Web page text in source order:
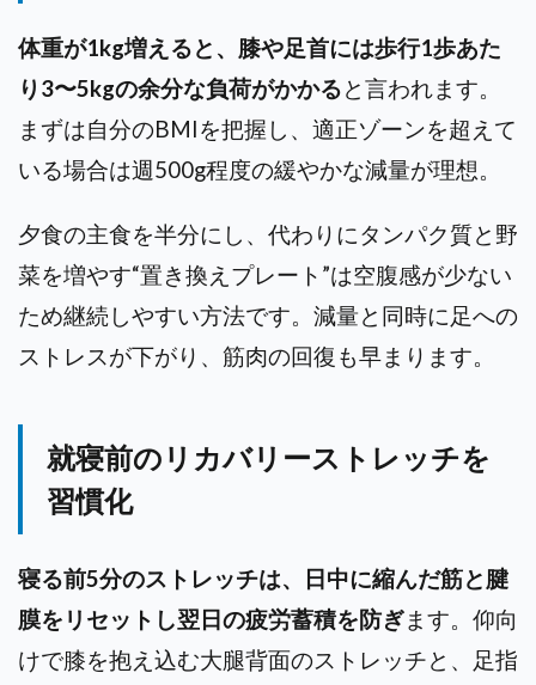
体重が1kg増えると、膝や足首には歩行1歩あた
り3〜5kgの余分な負荷がかかると言われます。
まずは自分のBMIを把握し、適正ゾーンを超えて
いる場合は週500g程度の緩やかな減量が理想。
夕食の主食を半分にし、代わりにタンパク質と野
菜を増やす“置き換えプレート”は空腹感が少ない
ため継続しやすい方法です。減量と同時に足への
ストレスが下がり、筋肉の回復も早まります。
就寝前のリカバリーストレッチを
習慣化
寝る前5分のストレッチは、日中に縮んだ筋と腱
膜をリセットし翌日の疲労蓄積を防ぎます。仰向
けで膝を抱え込む大腿背面のストレッチと、足指